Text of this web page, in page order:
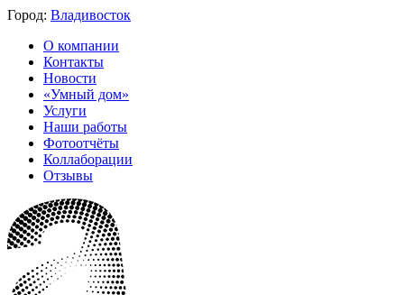
Город: Владивосток
О компании
Контакты
Новости
«Умный дом»
Услуги
Наши работы
Фотоотчёты
Коллаборации
Отзывы